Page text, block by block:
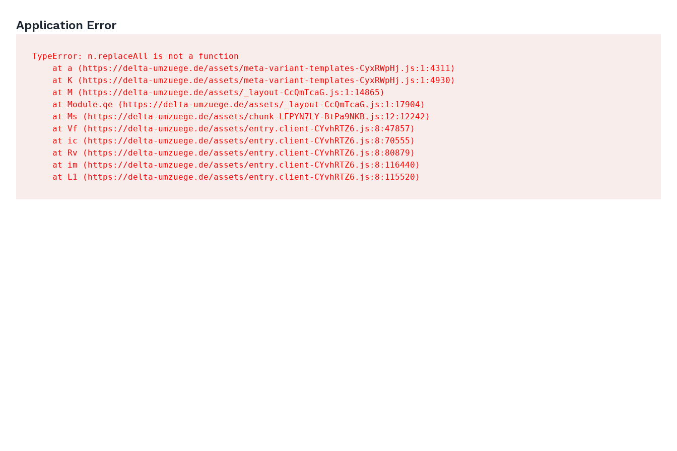
Application Error
TypeError: n.replaceAll is not a function
    at a (https://delta-umzuege.de/assets/meta-variant-templates-CyxRWpHj.js:1:4311)
    at K (https://delta-umzuege.de/assets/meta-variant-templates-CyxRWpHj.js:1:4930)
    at M (https://delta-umzuege.de/assets/_layout-CcQmTcaG.js:1:14865)
    at Module.qe (https://delta-umzuege.de/assets/_layout-CcQmTcaG.js:1:17904)
    at Ms (https://delta-umzuege.de/assets/chunk-LFPYN7LY-BtPa9NKB.js:12:12242)
    at Vf (https://delta-umzuege.de/assets/entry.client-CYvhRTZ6.js:8:47857)
    at ic (https://delta-umzuege.de/assets/entry.client-CYvhRTZ6.js:8:70555)
    at Rv (https://delta-umzuege.de/assets/entry.client-CYvhRTZ6.js:8:80879)
    at im (https://delta-umzuege.de/assets/entry.client-CYvhRTZ6.js:8:116440)
    at L1 (https://delta-umzuege.de/assets/entry.client-CYvhRTZ6.js:8:115520)